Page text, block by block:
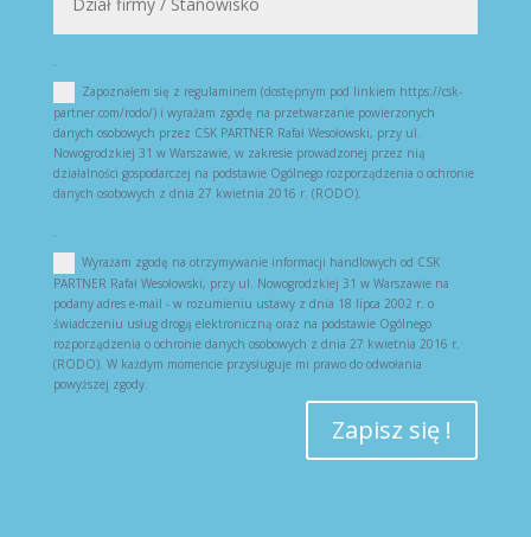
.
Zapoznałem się z regulaminem (dostępnym pod linkiem https://csk-
partner.com/rodo/) i wyrażam zgodę na przetwarzanie powierzonych
danych osobowych przez CSK PARTNER Rafał Wesołowski, przy ul.
Nowogrodzkiej 31 w Warszawie, w zakresie prowadzonej przez nią
działalności gospodarczej na podstawie Ogólnego rozporządzenia o ochronie
danych osobowych z dnia 27 kwietnia 2016 r. (RODO).
Wyrażam zgodę na otrzymywanie informacji handlowych od CSK
PARTNER Rafał Wesołowski, przy ul. Nowogrodzkiej 31 w Warszawie na
podany adres e-mail - w rozumieniu ustawy z dnia 18 lipca 2002 r. o
świadczeniu usług drogą elektroniczną oraz na podstawie Ogólnego
rozporządzenia o ochronie danych osobowych z dnia 27 kwietnia 2016 r.
(RODO). W każdym momencie przysługuje mi prawo do odwołania
powyższej zgody.
Zapisz się !